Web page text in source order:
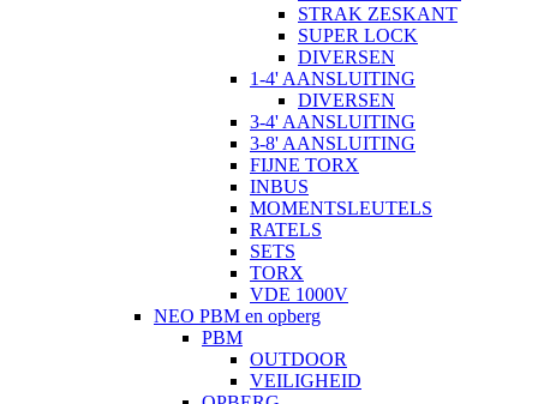
STRAK ZESKANT
SUPER LOCK
DIVERSEN
1-4' AANSLUITING
DIVERSEN
3-4' AANSLUITING
3-8' AANSLUITING
FIJNE TORX
INBUS
MOMENTSLEUTELS
RATELS
SETS
TORX
VDE 1000V
NEO PBM en opberg
PBM
OUTDOOR
VEILIGHEID